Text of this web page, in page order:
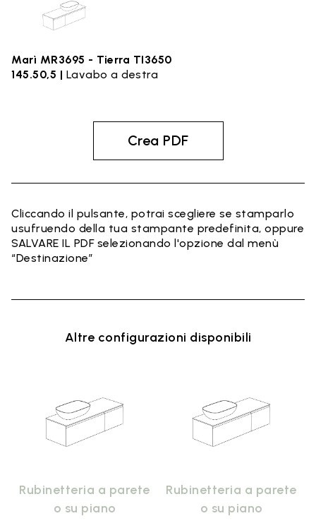
Marì MR3695 - Tierra TI3650
145.50,5 | Lavabo a destra
Crea PDF
Cliccando il pulsante, potrai scegliere se stamparlo
usufruendo della tua stampante predefinita, oppure
SALVARE IL PDF selezionando l'opzione dal menù
“Destinazione”
Altre configurazioni disponibili
Rubinetteria a parete
o su piano
Rubinetteria a parete
o su piano